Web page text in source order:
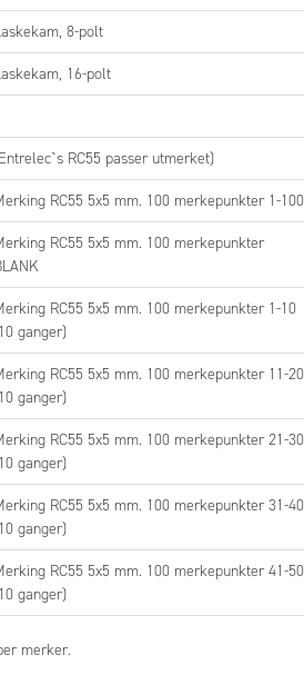
8-polt
16-polt
RC55 passer utmerket)
RC55 5x5 mm. 100 merkepunkter 1-100
RC55 5x5 mm. 100 merkepunkter
RC55 5x5 mm. 100 merkepunkter 1-10
ganger)
RC55 5x5 mm. 100 merkepunkter 11-20
ganger)
RC55 5x5 mm. 100 merkepunkter 21-30
ganger)
RC55 5x5 mm. 100 merkepunkter 31-40
ganger)
RC55 5x5 mm. 100 merkepunkter 41-50
ganger)
merker.